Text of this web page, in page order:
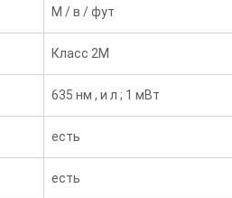
М / в / фут
Класс 2M
635 нм , и л ; 1 мВт
есть
есть